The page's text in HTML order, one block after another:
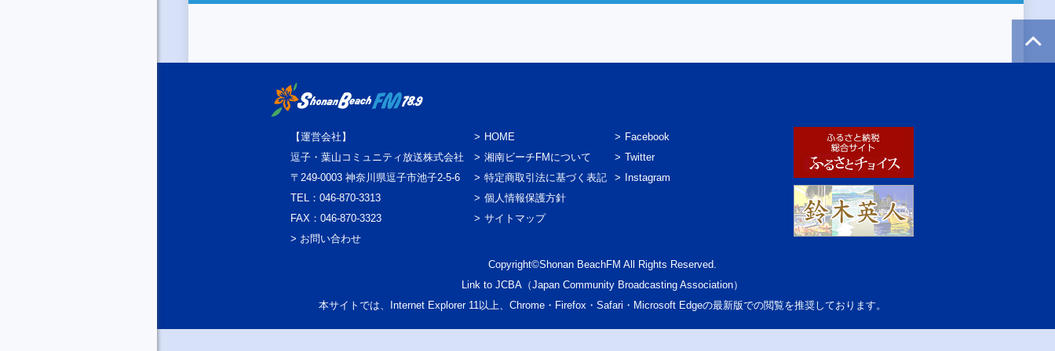
【運営会社】
逗子・葉山コミュニティ放送株式会社
〒249-0003 神奈川県逗子市池子2-5-6
TEL：046-870-3313
FAX：046-870-3323
> お問い合わせ
HOME
湘南ビーチFMについて
特定商取引法に基づく表記
個人情報保護方針
サイトマップ
Facebook
Twitter
Instagram
Copyright©Shonan BeachFM All Rights Reserved.
Link to JCBA（Japan Community Broadcasting Association）
本サイトでは、Internet Explorer 11以上、Chrome・Firefox・Safari・Microsoft Edgeの最新版での閲覧を推奨しております。